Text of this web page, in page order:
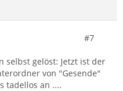
#7
selbst gelöst: Jetzt ist der
von "Gesende"
tadellos an ....